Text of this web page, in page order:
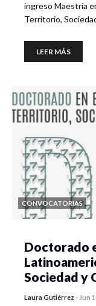
ingreso Maestría
Territorio,
LEER MÁS
CONVOCATORIAS
Doctorado
Sociedad y
Laura Gutiérrez - Jun